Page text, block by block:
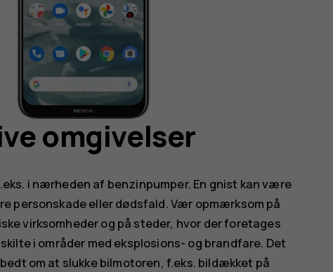
omgivelser
i nærheden af benzinpumper. En gnist kan være
personskade eller dødsfald. Vær opmærksom på
virksomheder og på steder, hvor der foretages
i områder med eksplosions- og brandfare. Det
om at slukke bilmotoren, f.eks. bildækket på